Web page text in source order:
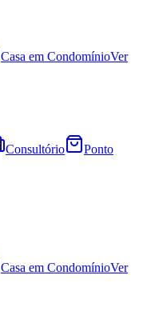
Casa em CondomínioVer
Consultório
Ponto
Casa em CondomínioVer